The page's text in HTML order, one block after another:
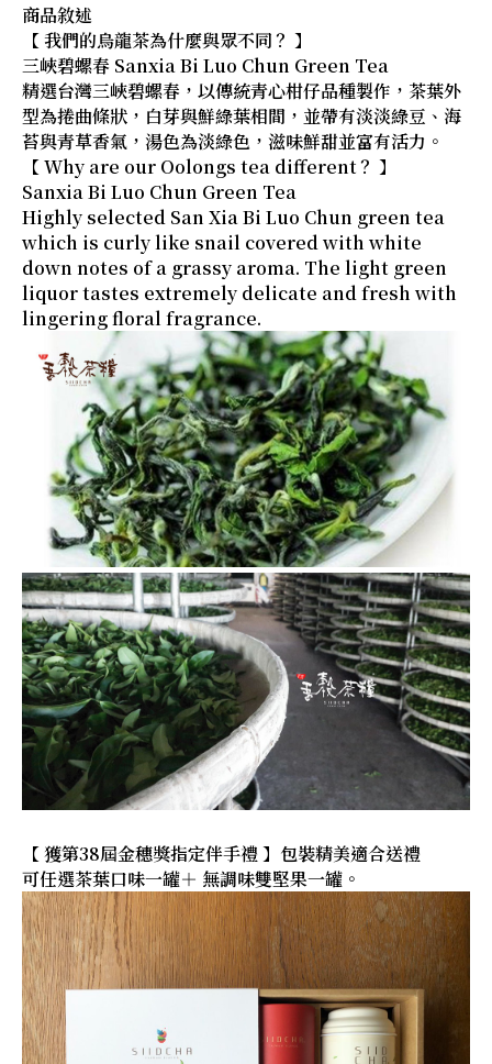
商品敘述
【 我們的烏龍茶為什麼與眾不同？ 】
三峽碧螺春 Sanxia Bi Luo Chun Green Tea
精選台灣三峽碧螺春，以傳統青心柑仔品種製作，茶葉外
型為捲曲條狀，白芽與鮮綠葉相間，並帶有淡淡綠豆、海
苔與青草香氣，湯色為淡綠色，滋味鮮甜並富有活力。
【 Why are our Oolongs tea different？ 】
Sanxia Bi Luo Chun Green Tea
Highly selected San Xia Bi Luo Chun green tea
which is curly like snail covered with white
down notes of a grassy aroma. The light green
liquor tastes extremely delicate and fresh with
lingering floral fragrance.
【 獲第38屆金穗獎指定伴手禮 】包裝精美適合送禮
可任選茶葉口味一罐＋ 無調味雙堅果一罐。